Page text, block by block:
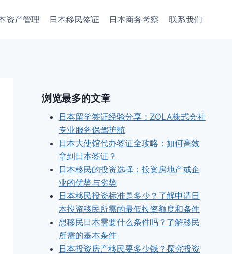
资产管理 日本移民签证 日本商务考察 联系我们
浏览最多的文章
日本留学签证经验分享：ZOLA株式会社
专业服务保驾护航
日本大使馆代办签证全攻略：如何高效
拿到日本签证？
日本移民的投资选择：投资房地产或企
业的优势与劣势
日本移民投资标准是多少？了解申请日
本投资移民所需的最低投资额度和条件
想移民日本需要什么条件吗？了解移民
所需的基本条件
日本投资房产移民要多少钱？探究投资